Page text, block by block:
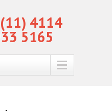
4114
5165